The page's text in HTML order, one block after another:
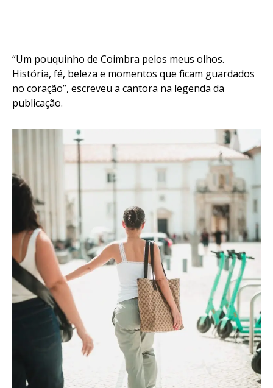
“Um pouquinho de Coimbra pelos meus olhos.
História, fé, beleza e momentos que ficam guardados
no coração”, escreveu a cantora na legenda da
publicação.